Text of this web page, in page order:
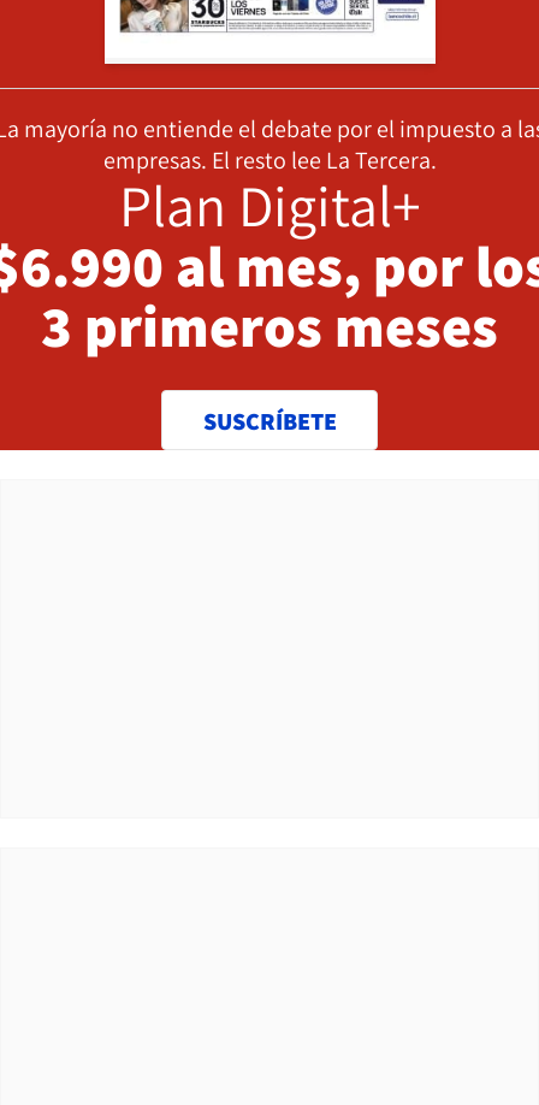
mayoría no entiende el debate por el impuesto a
empresas. El resto lee La Tercera.
Plan Digital+
al mes, por
3 primeros meses
SUSCRÍBETE